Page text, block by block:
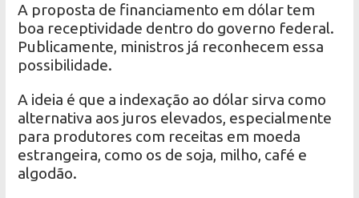
A proposta de financiamento em dólar tem
boa receptividade dentro do governo federal.
Publicamente, ministros já reconhecem essa
possibilidade.
A ideia é que a indexação ao dólar sirva como
alternativa aos juros elevados, especialmente
para produtores com receitas em moeda
estrangeira, como os de soja, milho, café e
algodão.